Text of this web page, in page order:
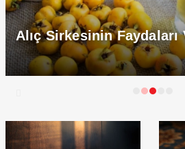
Faydaları Ve Kullanımı